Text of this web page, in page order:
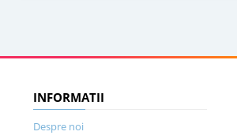
INFORMATII
Despre noi